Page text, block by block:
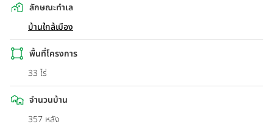
ลักษณะทำเล
บ้านใกล้เมือง
พื้นที่โครงการ
33 ไร่
จำนวนบ้าน
357 หลัง